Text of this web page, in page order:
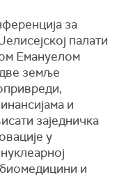
за
палати
Емануелом
земље
и
заједничка
у
биомедицини и